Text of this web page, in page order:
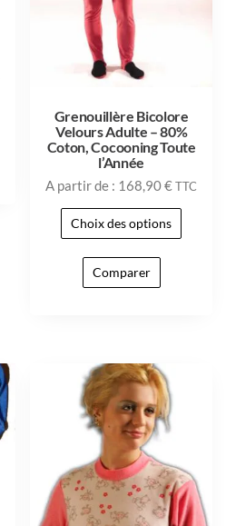
Grenouillère Bicolore
Velours Adulte – 80%
Coton, Cocooning Toute
l’Année
A partir de : 168,90€TTC
Choix des options
Comparer